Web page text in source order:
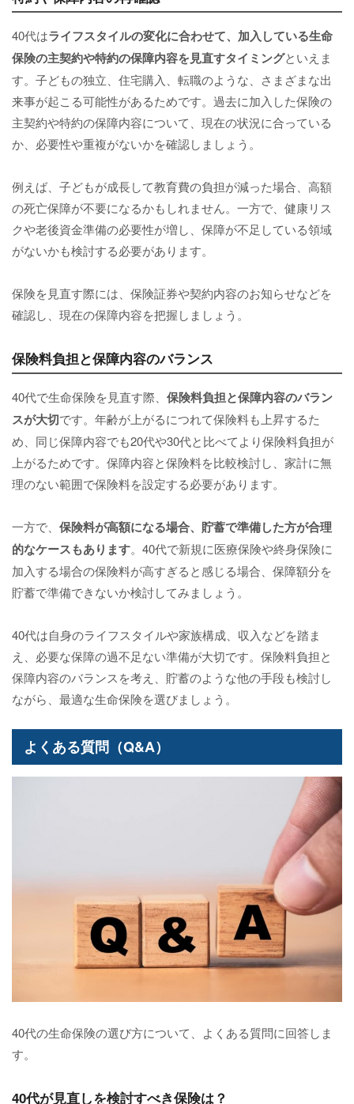
40代はライフスタイルの変化に合わせて、加入している生命
保険の主契約や特約の保障内容を見直すタイミングといえま
す。子どもの独立、住宅購入、転職のような、さまざまな出
来事が起こる可能性があるためです。過去に加入した保険の
主契約や特約の保障内容について、現在の状況に合っている
か、必要性や重複がないかを確認しましょう。
例えば、子どもが成長して教育費の負担が減った場合、高額
の死亡保障が不要になるかもしれません。一方で、健康リス
クや老後資金準備の必要性が増し、保障が不足している領域
がないかも検討する必要があります。
保険を見直す際には、保険証券や契約内容のお知らせなどを
確認し、現在の保障内容を把握しましょう。
保険料負担と保障内容のバランス
40代で生命保険を見直す際、 保険料負担と保障内容のバラン
スが大切です。年齢が上がるにつれて保険料も上昇するた
め、同じ保障内容でも20代や30代と比べてより保険料負担が
上がるためです。保障内容と保険料を比較検討し、家計に無
理のない範囲で保険料を設定する必要があります。
一方で、 保険料が高額になる場合、貯蓄で準備した方が合理
的なケースもあります。40代で新規に医療保険や終身保険に
加入する場合の保険料が高すぎると感じる場合、保障額分を
貯蓄で準備できないか検討してみましょう。
40代は自身のライフスタイルや家族構成、収入などを踏ま
え、必要な保障の過不足ない準備が大切です。保険料負担と
保障内容のバランスを考え、貯蓄のような他の手段も検討し
ながら、最適な生命保険を選びましょう。
よくある質問（Q&A）
40代の生命保険の選び方について、よくある質問に回答しま
す。
40代が見直しを検討すべき保険は？